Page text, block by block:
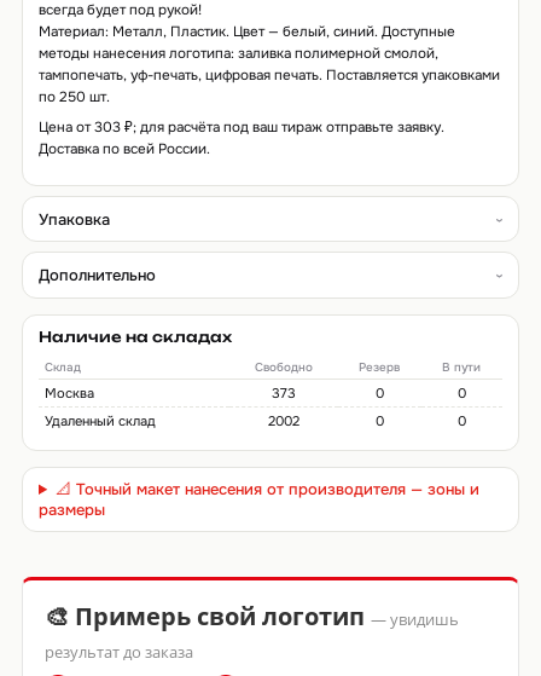
всегда будет под рукой!
Материал: Металл, Пластик. Цвет — белый, синий. Доступные
методы нанесения логотипа: заливка полимерной смолой,
тампопечать, уф-печать, цифровая печать. Поставляется упаковками
по 250 шт.
Цена от 303 ₽; для расчёта под ваш тираж отправьте заявку.
Доставка по всей России.
Упаковка
Дополнительно
Наличие на складах
Склад Свободно Резерв В пути
Москва 373 0
0
Удаленный склад
2002 0 0
📐 Точный макет нанесения от производителя — зоны и
размеры
🎨 Примерь свой логотип — увидишь
результат до заказа